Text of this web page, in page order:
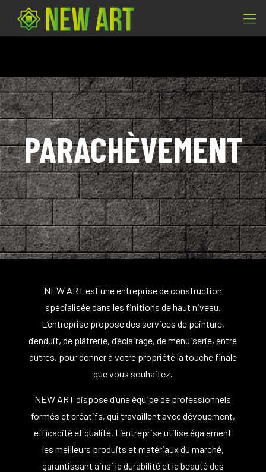
PARACHÈVEMENT
NEW ART est une entreprise de construction
spécialisée dans les finitions de haut niveau.
L’entreprise propose des services de peinture,
d’enduit, de plâtrerie, d’éclairage, de menuiserie, entre
autres, pour donner à votre propriété la touche finale
que vous souhaitez.
NEW ART dispose d’une équipe de professionnels
formés et créatifs, qui travaillent avec dévouement,
efficacité et qualité. L’entreprise utilise également
les meilleurs produits et matériaux du marché,
garantissant ainsi la durabilité et la beauté des